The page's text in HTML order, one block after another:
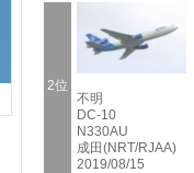
2位
不明
DC-10
N330AU
成田(NRT/RJAA)
2019/08/15